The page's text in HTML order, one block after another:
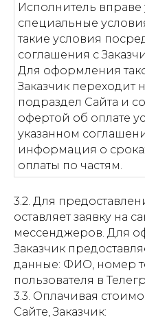
Исполнитель вправе
специальные
такие условия
соглашения с
Для оформления
Заказчик переходит
подраздел Сайта и
офертой об оплате
указанном
информация о
оплаты по частям.
3.2. Для
оставляет заявку на
мессенджеров. Для
Заказчик
данные: ФИО, номер
пользователя в
3.3. Оплачивая
Сайте, Заказчик: